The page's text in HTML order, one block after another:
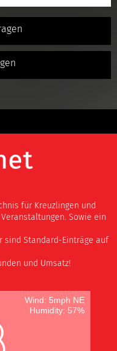
für Kreuzlingen und
Sowie ein
sind Standard-Einträge auf
und Umsatz!
Wind: 5mph NE
Humidity: 57%